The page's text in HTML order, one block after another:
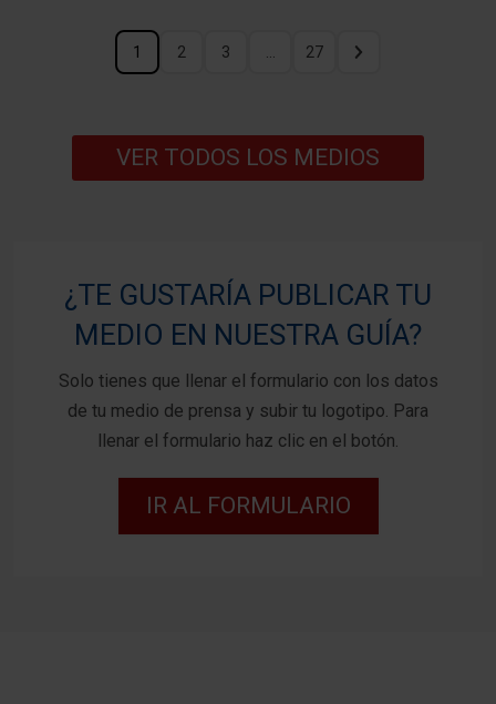
1 2 3 27
VER TODOS LOS MEDIOS
¿TE GUSTARÍA PUBLICAR TU
MEDIO EN NUESTRA GUÍA?
Solo tienes que llenar el formulario con los datos
de tu medio de prensa y subir tu logotipo. Para
llenar el formulario haz clic en el botón.
IR AL FORMULARIO